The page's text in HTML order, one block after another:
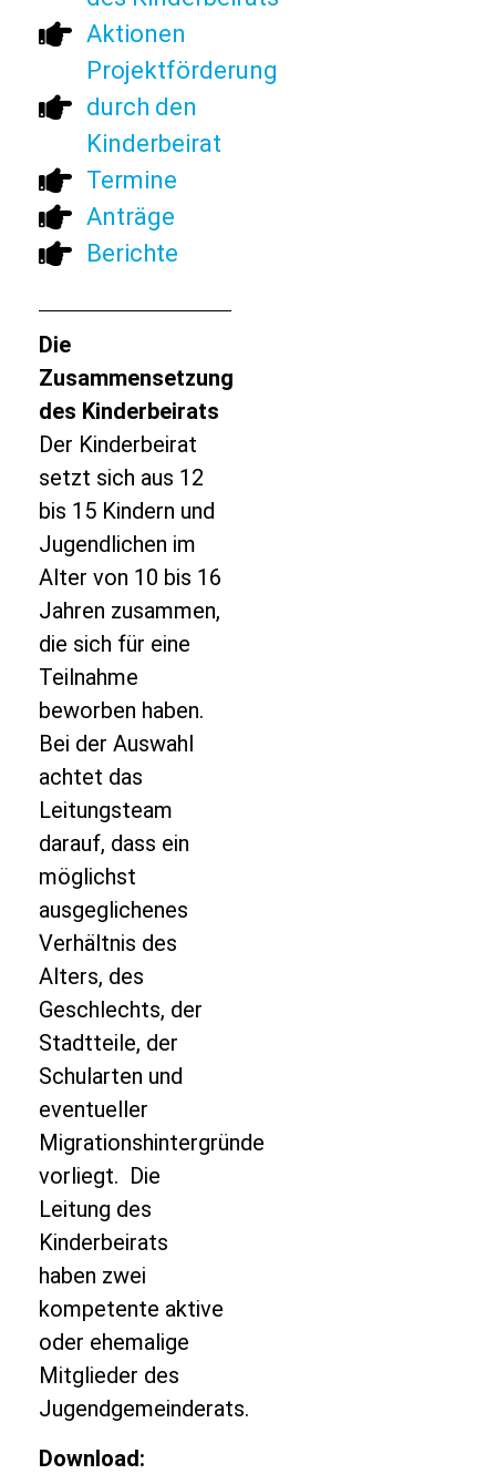
Aktionen
Projektförderung
durch den
Kinderbeirat
Termine
Anträge
Berichte
Die
Zusammensetzung
des Kinderbeirats
Der Kinderbeirat
setzt sich aus 12
bis 15 Kindern und
Jugendlichen im
Alter von 10 bis 16
Jahren zusammen,
die sich für eine
Teilnahme
beworben haben.
Bei der Auswahl
achtet das
Leitungsteam
darauf, dass ein
möglichst
ausgeglichenes
Verhältnis des
Alters, des
Geschlechts, der
Stadtteile, der
Schularten und
eventueller
Migrationshintergründe
vorliegt. Die
Leitung des
Kinderbeirats
haben zwei
kompetente aktive
oder ehemalige
Mitglieder des
Jugendgemeinderats.
Download: